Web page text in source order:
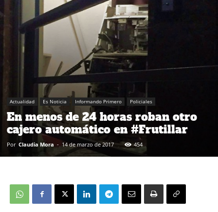
Actualidad Es Noticia Informando Primero Policiales
En menos de 24 horas roban otro
cajero automático en #Frutillar
Por Claudia Mora - 14 de marzo de 2017 454